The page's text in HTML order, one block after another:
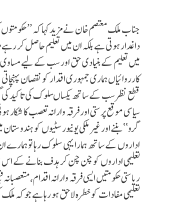
جناب ملک معتصم خان نے مزید کہا کہ ’’
داغدار ہوتی ہے بلکہ ان میں تعلیم حاصل کر
میں تعلیم کے بنیادی حق اور سب کے لیے
کارروائیاں ہماری جمہوری اقدار کو نقصان
سیاسی موقع پرستی اور فرقہ وارانہ تعصب کا شکار
گرو‘‘ بننے اور غیر ملکی یونیورسٹیوں کو
اداروں کے ساتھ ہمارا یہی سلوک رہا تو ہمارے
تعلیمی اداروں کو چن چن کر ہدف بنانے کے اس
ریاستی حکومتیں ایسی فرقہ وارانہ اقدام،
تعلیمی مفادات کو خطرہ لاحق ہو رہا ہے جو کہ